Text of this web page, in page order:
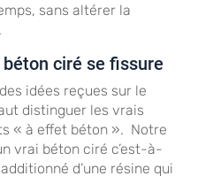
sans altérer la
béton ciré se fissure
idées reçues sur le
distinguer les vrais
« à effet béton ». Notre
vrai béton ciré c’est-à-
additionné d’une résine qui